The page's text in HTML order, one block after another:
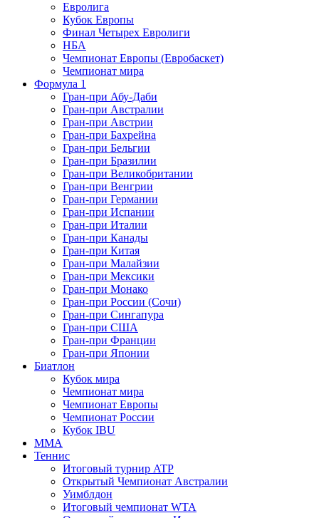
Евролига
Кубок Европы
Финал Четырех Евролиги
НБА
Чемпионат Европы (Евробаскет)
Чемпионат мира
Формула 1
Гран-при Абу-Даби
Гран-при Австралии
Гран-при Австрии
Гран-при Бахрейна
Гран-при Бельгии
Гран-при Бразилии
Гран-при Великобритании
Гран-при Венгрии
Гран-при Германии
Гран-при Испании
Гран-при Италии
Гран-при Канады
Гран-при Китая
Гран-при Малайзии
Гран-при Мексики
Гран-при Монако
Гран-при России (Сочи)
Гран-при Сингапура
Гран-при США
Гран-при Франции
Гран-при Японии
Биатлон
Кубок мира
Чемпионат мира
Чемпионат Европы
Чемпионат России
Кубок IBU
MMA
Теннис
Итоговый турнир ATP
Открытый Чемпионат Австралии
Уимблдон
Итоговый чемпионат WTA